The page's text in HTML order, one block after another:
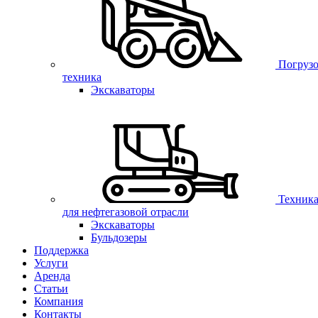
техника
Экскаваторы
Техника
для нефтегазовой отрасли
Экскаваторы
Бульдозеры
Поддержка
Услуги
Аренда
Статьи
Компания
Контакты